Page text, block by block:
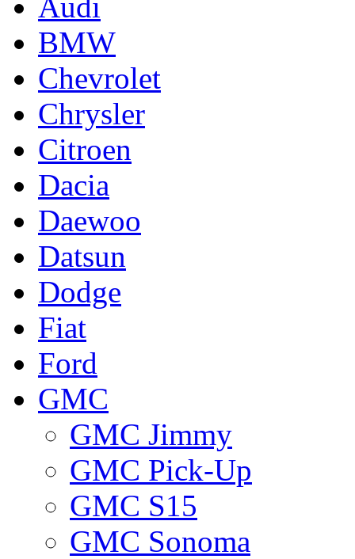
BMW
Chevrolet
Chrysler
Citroen
Dacia
Daewoo
Datsun
Dodge
Fiat
Ford
GMC
GMC Jimmy
GMC Pick-Up
GMC S15
GMC Sonoma